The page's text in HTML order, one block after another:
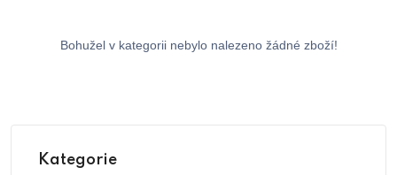
Bohužel v kategorii nebylo nalezeno žádné zboží!
Kategorie